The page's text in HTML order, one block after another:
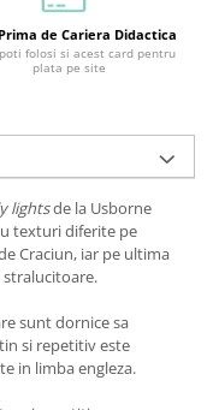
de Cariera Didactica
folosi si acest card pentru
plata pe site
lightsde la Usborne
texturi diferite pe
Craciun, iar pe ultima
sunt dornice sa
si repetitiv este
in limba engleza.